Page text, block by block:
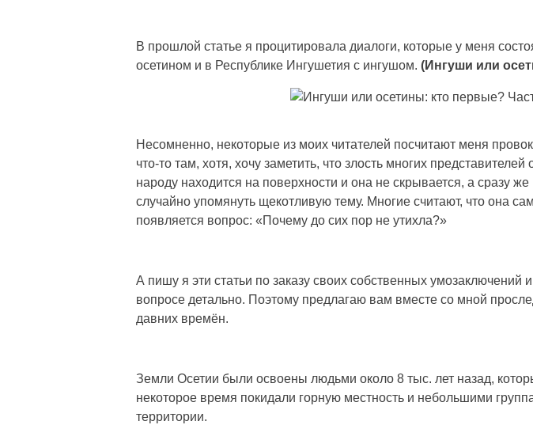
В прошлой статье я процитировала диалоги, которые у меня
осетином и в Республике Ингушетия с ингушом. (Ингуши или
Несомненно, некоторые из моих читателей посчитают меня
что-то там, хотя, хочу заметить, что злость многих
народу находится на поверхности и она не скрывается, а сразу же
случайно упомянуть щекотливую тему. Многие считают, что она
появляется вопрос: «Почему до сих пор не утихла?»
А пишу я эти статьи по заказу своих собственных умозаключений
вопросе детально. Поэтому предлагаю вам вместе со мной
давних времён.
Земли Осетии были освоены людьми около 8 тыс. лет назад,
некоторое время покидали горную местность и небольшими
территории.